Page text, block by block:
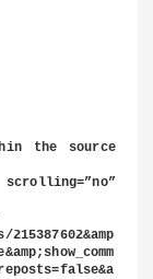
the source